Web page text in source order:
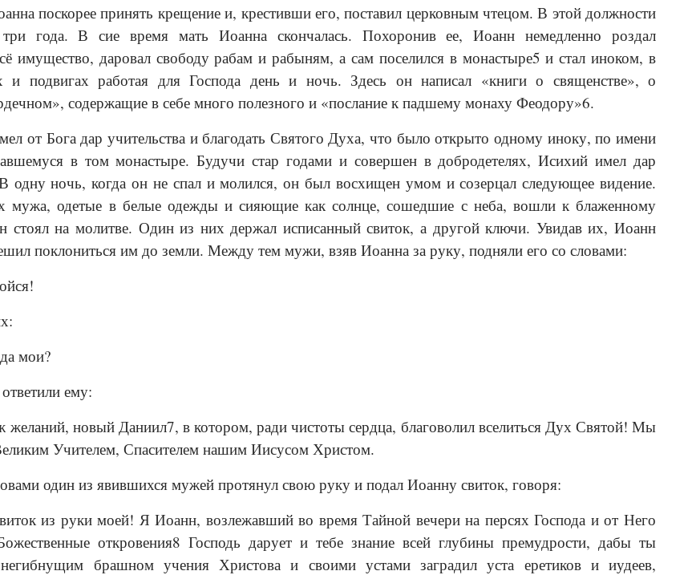
поскорее принять крещение и, крестивши его, поставил церковным чтецом. В этой должности
года. В сие время мать Иоанна скончалась. Похоронив ее, Иоанн немедленно роздал
имущество, даровал свободу рабам и рабыням, а сам поселился в монастыре5 и стал иноком, в
и подвигах работая для Господа день и ночь. Здесь он написал «книги о священстве», о
содержащие в себе много полезного и «послание к падшему монаху Феодору»6.
от Бога дар учительства и благодать Святого Духа, что было открыто одному иноку, по имени
в том монастыре. Будучи стар годами и совершен в добродетелях, Исихий имел дар
одну ночь, когда он не спал и молился, он был восхищен умом и созерцал следующее видение.
мужа, одетые в белые одежды и сияющие как солнце, сошедшие с неба, вошли к блаженному
стоял на молитве. Один из них держал исписанный свиток, а другой ключи. Увидав их, Иоанн
поклониться им до земли. Между тем мужи, взяв Иоанна за руку, подняли его со словами:
мои?
ему:
новый Даниил7, в котором, ради чистоты сердца, благоволил вселиться Дух Святой! Мы
Учителем, Спасителем нашим Иисусом Христом.
один из явившихся мужей протянул свою руку и подал Иоанну свиток, говоря:
из руки моей! Я Иоанн, возлежавший во время Тайной вечери на персях Господа и от Него
откровения8 Господь дарует и тебе знание всей глубины премудрости, дабы ты
брашном учения Христова и своими устами заградил уста еретиков и иудеев,